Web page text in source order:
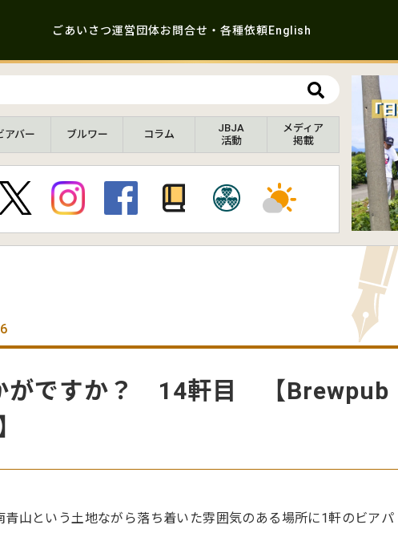
ごあいさつ運営団体お問合せ・各種依頼English
アバー ブルワー コラム
JBJA
活動
メディア
掲載
がですか？ 14軒目 【Brewpub
青山という土地ながら落ち着いた雰囲気のある場所に1軒のビアパ